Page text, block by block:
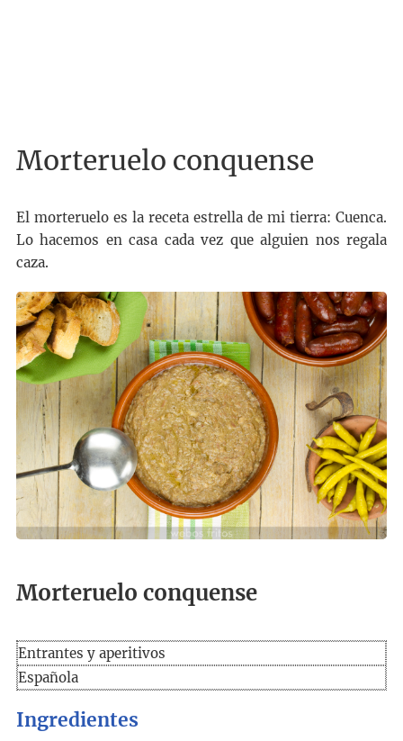
Morteruelo conquense
El morteruelo es la receta estrella de mi tierra: Cuenca.
Lo hacemos en casa cada vez que alguien nos regala
caza.
Morteruelo conquense
Entrantes y aperitivos
Española
Ingredientes